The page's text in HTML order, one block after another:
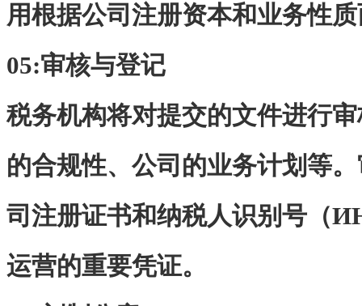
用根据公司注册资本和业务性
05:审核与登记
税务机构将对提交的文件进行
的合规性、公司的业务计划等
司注册证书和纳税人识别号（
运营的重要凭证。